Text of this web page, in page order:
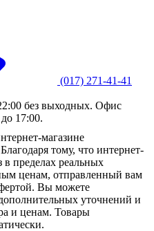
(017) 271-41-41
без выходных. Офис
17:00.
магазине
тому, что интернет-
в пределах реальных
ценам, отправленный вам
Вы можете
уточнений и
и ценам. Товары